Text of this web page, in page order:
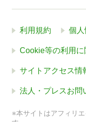
利用規約 個
Cookie等の利用
サイトアクセス情
法人・プレスお問
※本サイトはアフィリ